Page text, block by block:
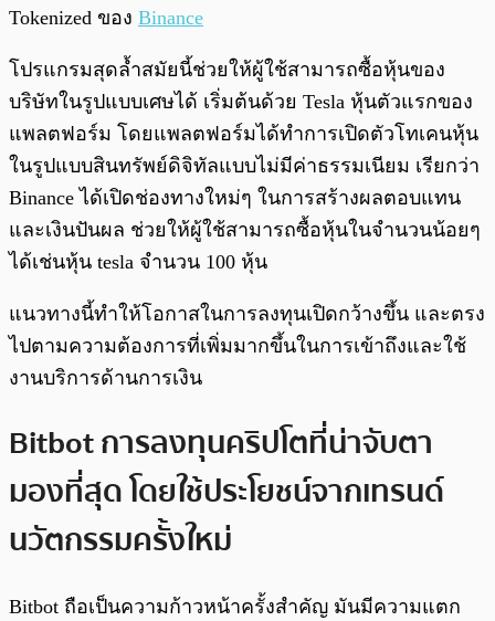
Tokenized ของ Binance
โปรแกรมสุดล้ำสมัยนี้ช่วยให้ผู้ใช้สามารถซื้อหุ้นของ
บริษัทในรูปแบบเศษได้ เริ่มต้นด้วย Tesla หุ้นตัวแรกของ
แพลตฟอร์ม โดยแพลตฟอร์มได้ทำการเปิดตัวโทเคนหุ้น
ในรูปแบบสินทรัพย์ดิจิทัลแบบไม่มีค่าธรรมเนียม เรียกว่า
Binance ได้เปิดช่องทางใหม่ๆ ในการสร้างผลตอบแทน
และเงินปันผล ช่วยให้ผู้ใช้สามารถซื้อหุ้นในจำนวนน้อยๆ
ได้เช่นหุ้น tesla จำนวน 100 หุ้น
แนวทางนี้ทำให้โอกาสในการลงทุนเปิดกว้างขึ้น และตรง
ไปตามความต้องการที่เพิ่มมากขึ้นในการเข้าถึงและใช้
งานบริการด้านการเงิน
Bitbot การลงทุนคริปโตที่น่าจับตา
มองที่สุด โดยใช้ประโยชน์จากเทรนด์
นวัตกรรมครั้งใหม่
Bitbot ถือเป็นความก้าวหน้าครั้งสำคัญ มันมีความแตก